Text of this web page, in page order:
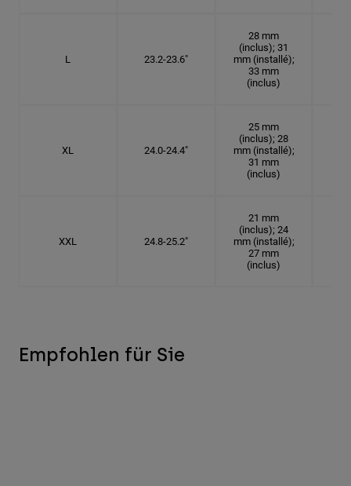
L 23.2-23.6"
28 mm
(inclus); 31
mm (installé);
33 mm
(inclus)
XL 24.0-24.4"
25 mm
(inclus); 28
mm (installé);
31 mm
(inclus)
XXL 24.8-25.2"
21 mm
(inclus); 24
mm (installé);
27 mm
(inclus)
Empfohlen für Sie